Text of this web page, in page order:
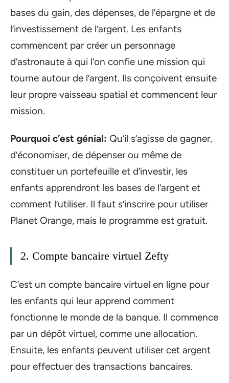
bases du gain, des dépenses, de l’épargne et de
l’investissement de l’argent. Les enfants
commencent par créer un personnage
d’astronaute à qui l’on confie une mission qui
tourne autour de l’argent. Ils conçoivent ensuite
leur propre vaisseau spatial et commencent leur
mission.
Pourquoi c’est génial: Qu’il s’agisse de gagner,
d’économiser, de dépenser ou même de
constituer un portefeuille et d’investir, les
enfants apprendront les bases de l’argent et
comment l’utiliser. Il faut s’inscrire pour utiliser
Planet Orange, mais le programme est gratuit.
2. Compte bancaire virtuel Zefty
C’est un compte bancaire virtuel en ligne pour
les enfants qui leur apprend comment
fonctionne le monde de la banque. Il commence
par un dépôt virtuel, comme une allocation.
Ensuite, les enfants peuvent utiliser cet argent
pour effectuer des transactions bancaires.